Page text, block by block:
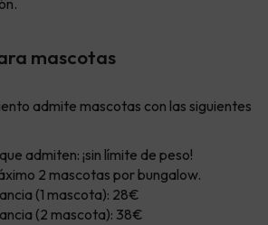
mascotas
admite mascotas con las siguientes
admiten: ¡sin límite de peso!
2 mascotas por bungalow.
(1 mascota): 28€
(2 mascota): 38€